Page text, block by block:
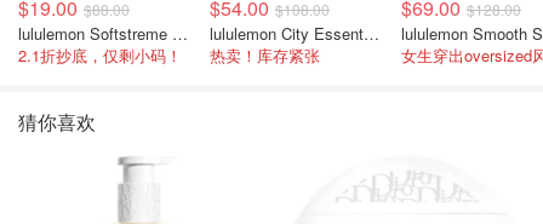
$19.00 $88.00
lululemon Softstreme 女士高腰短裤 10cm
2.1折抄底，仅剩小码！
$54.00 $108.00
lululemon City Essentials 肩背包 4L
热卖！库存紧张
$69.00 $128.00
女生穿出oversized
猜你喜欢